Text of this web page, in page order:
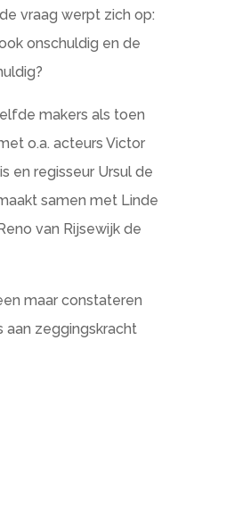
vraag werpt zich op:
onschuldig en de
makers als toen
o.a. acteurs Victor
en regisseur Ursul de
samen met Linde
van Rijsewijk de
maar constateren
aan zeggingskracht